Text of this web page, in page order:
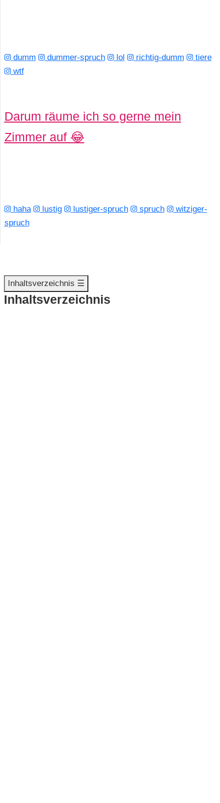
dumm dummer-spruch lol richtig-dumm
tiere
wtf
Darum räume ich so gerne mein
Zimmer auf 😂
haha lustig lustiger-spruch spruch
witziger-
spruch
Inhaltsverzeichnis ☰
Inhaltsverzeichnis